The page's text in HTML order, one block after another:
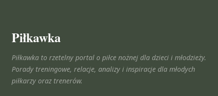
Piłkawka
Piłkawka to rzetelny portal o piłce nożnej dla dzieci i młodzieży.
Porady treningowe, relacje, analizy i inspiracje dla młodych
piłkarzy oraz trenerów.